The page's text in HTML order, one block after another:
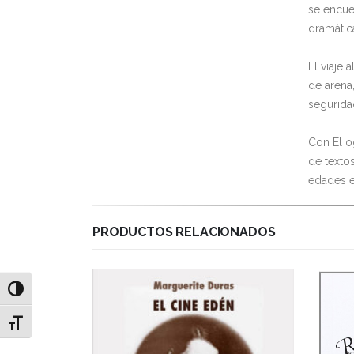
Alternar alto contraste
Alternar tamaño de letra
se
El viaje
de
Con El
de
edades
PRODUCTOS RELACIONADOS